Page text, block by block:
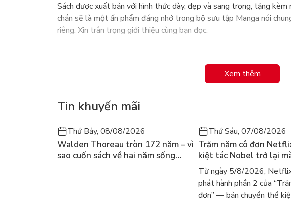
Sách được xuất bản với hình thức dày, đẹp và sang trọng, tặng
chắn sẽ là một ấn phẩm đáng nhớ trong bộ sưu tập Manga nói
riêng. Xin trân trọng giới thiệu cùng bạn đọc.
Xem thêm
Tin khuyến mãi
Thứ Bảy, 08/08/2026
Walden Thoreau tròn 172 năm – vì
sao cuốn sách về hai năm sống
Thứ Sáu, 07/08/2026
Trăm năm cô đơn
kiệt tác Nobel trở lại
dòng người tìm đọc lại
Márquez
Từ ngày 5/8/2026,
phát hành phần 2 của
đơn” — bản chuyển thể